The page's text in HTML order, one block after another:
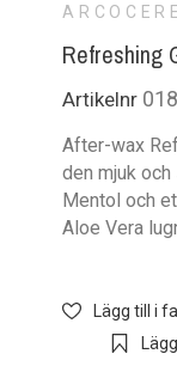
ARCOCERE
Refreshing
Artikelnr
After-wax
den mjuk
Mentol och
Aloe Vera
Lägg till i